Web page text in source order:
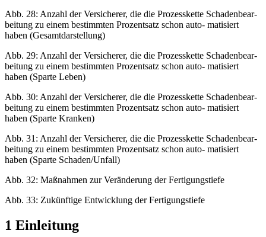
Abb. 28: Anzahl der Versicherer, die die Prozesskette Schadenbear-
beitung zu einem bestimmten Prozentsatz schon auto- matisiert
haben (Gesamtdarstellung)
Abb. 29: Anzahl der Versicherer, die die Prozesskette Schadenbear-
beitung zu einem bestimmten Prozentsatz schon auto- matisiert
haben (Sparte Leben)
Abb. 30: Anzahl der Versicherer, die die Prozesskette Schadenbear-
beitung zu einem bestimmten Prozentsatz schon auto- matisiert
haben (Sparte Kranken)
Abb. 31: Anzahl der Versicherer, die die Prozesskette Schadenbear-
beitung zu einem bestimmten Prozentsatz schon auto- matisiert
haben (Sparte Schaden/Unfall)
Abb. 32: Maßnahmen zur Veränderung der Fertigungstiefe
Abb. 33: Zukünftige Entwicklung der Fertigungstiefe
1 Einleitung